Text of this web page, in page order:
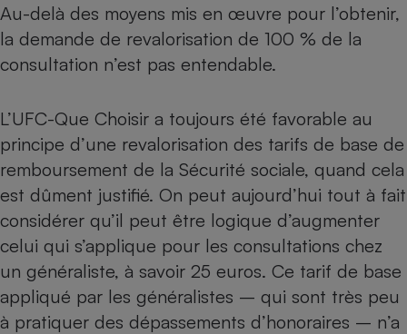
Au-delà des moyens mis en œuvre pour l’obtenir,
la demande de revalorisation de 100 % de la
consultation n’est pas entendable.
L’UFC-Que Choisir a toujours été favorable au
principe d’une revalorisation des tarifs de base de
remboursement de la Sécurité sociale, quand cela
est dûment justifié. On peut aujourd’hui tout à fait
considérer qu’il peut être logique d’augmenter
celui qui s’applique pour les consultations chez
un généraliste, à savoir 25 euros. Ce tarif de base
appliqué par les généralistes – qui sont très peu
à pratiquer des dépassements d’honoraires – n’a
Cafetière à expressos